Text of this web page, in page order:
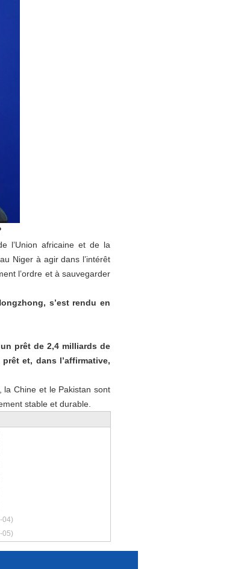
l’Union africaine et de la
Niger à agir dans l’intérêt
l’ordre et à sauvegarder
s’est rendu en
prêt de 2,4 milliards de
et, dans l’affirmative,
la Chine et le Pakistan sont
stable et durable.
04)
05)